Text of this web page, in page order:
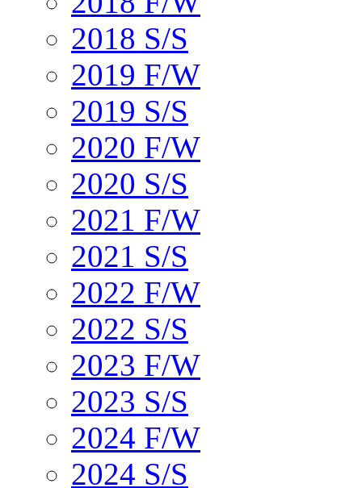
2018 S/S
2019 F/W
2019 S/S
2020 F/W
2020 S/S
2021 F/W
2021 S/S
2022 F/W
2022 S/S
2023 F/W
2023 S/S
2024 F/W
2024 S/S